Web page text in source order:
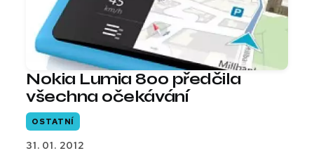
Nokia Lumia 800 předčila
všechna očekávání
OSTATNÍ
31. 01. 2012